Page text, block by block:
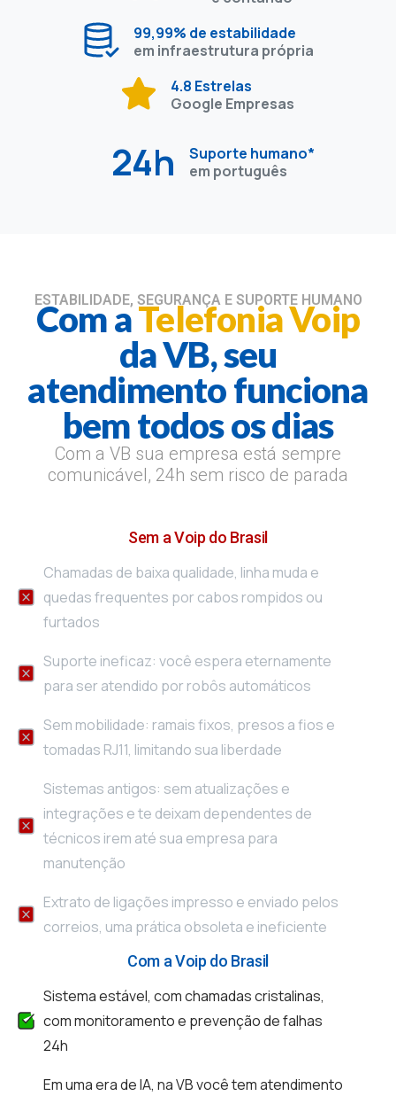
99,99% de estabilidade
em infraestrutura própria
4.8 Estrelas
Google Empresas
24h
Suporte humano*
em português
ESTABILIDADE, SEGURANÇA E SUPORTE HUMANO
Com aTelefonia Voip
da VB, seu
atendimento funciona
bem todos os dias
Com a VB sua empresa está sempre
comunicável, 24h sem risco de parada
Sem a Voip do Brasil
Chamadas de baixa qualidade, linha muda e
quedas frequentes por cabos rompidos ou
furtados
Suporte ineficaz: você espera eternamente
para ser atendido por robôs automáticos
Sem mobilidade: ramais fixos, presos a fios e
tomadas RJ11, limitando sua liberdade
Sistemas antigos: sem atualizações e
integrações e te deixam dependentes de
técnicos irem até sua empresa para
manutenção
Extrato de ligações impresso e enviado pelos
correios, uma prática obsoleta e ineficiente
Com a Voip do Brasil
Sistema estável, com chamadas cristalinas,
com monitoramento e prevenção de falhas
24h
Em uma era de IA, na VB você tem atendimento